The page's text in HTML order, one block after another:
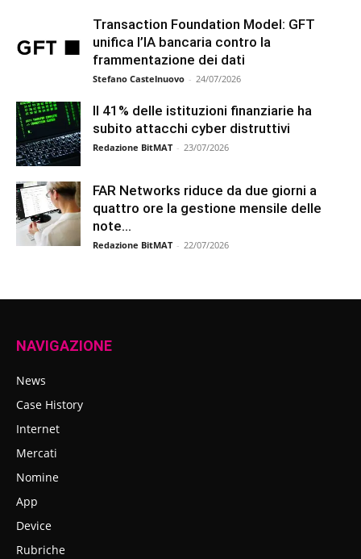
Transaction Foundation Model: GFT
unifica l’IA bancaria contro la
frammentazione dei dati
Stefano Castelnuovo - 24/07/2026
Il 41% delle istituzioni finanziarie ha
subito attacchi cyber distruttivi
Redazione BitMAT - 23/07/2026
FAR Networks riduce da due giorni a
quattro ore la gestione mensile delle
note...
Redazione BitMAT - 22/07/2026
NAVIGAZIONE
News
Case History
Internet
Mercati
Nomine
App
Device
Rubriche